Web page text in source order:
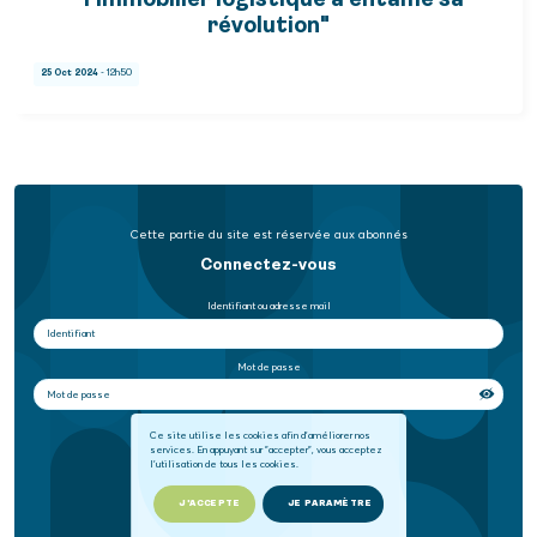
Ce site utilise les cookies afin d'améliorer nos
services. En appuyant sur "accepter", vous acceptez
l'utilisation de tous les cookies.
J'ACCEPTE JE PARAMÈTRE
révolution"
25 Oct 2024 - 12h50
Cette partie du site est réservée aux abonnés
Connectez-vous
Identifiant ou adresse mail
Mot de passe
Mot de passe oublié